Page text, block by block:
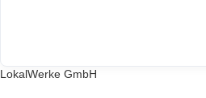
LokalWerke GmbH